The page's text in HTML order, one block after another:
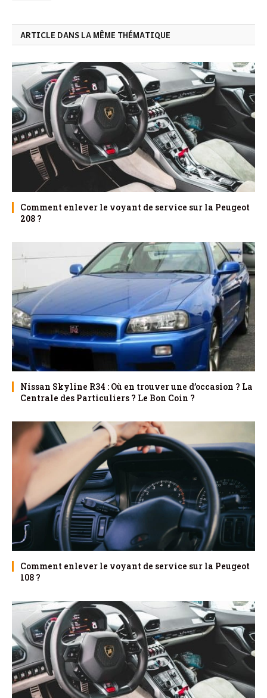
ARTICLE DANS LA MÊME THÉMATIQUE
Comment enlever le voyant de service sur la Peugeot
208 ?
Nissan Skyline R34 : Où en trouver une d’occasion ? La
Centrale des Particuliers ? Le Bon Coin ?
Comment enlever le voyant de service sur la Peugeot
108 ?